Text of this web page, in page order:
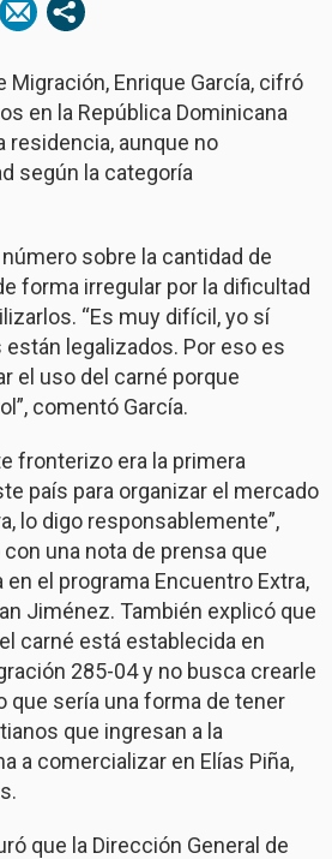
Migración, Enrique García, cifró
en la República Dominicana
residencia, aunque no
según la categoría
sobre la cantidad de
forma irregular por la dificultad
“Es muy difícil, yo sí
legalizados. Por eso es
el uso del carné porque
comentó García.
fronterizo era la primera
país para organizar el mercado
lo digo responsablemente”,
una nota de prensa que
el programa Encuentro Extra,
Jiménez. También explicó que
carné está establecida en
285-04 y no busca crearle
que sería una forma de tener
que ingresan a la
a comercializar en Elías Piña,
que la Dirección General de